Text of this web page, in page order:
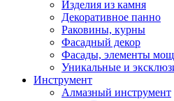
Изделия из камня
Декоративное панно
Раковины, курны
Фасадный декор
Фасады, элементы
Уникальные и
Инструмент
Алмазный инструмент